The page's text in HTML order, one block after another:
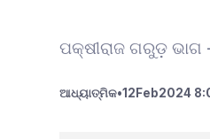
ପକ୍ଷୀରାଜ ଗରୁଡ଼ ଭାଗ
ଆଧ୍ୟାତ୍ମିକ•12 Feb2024